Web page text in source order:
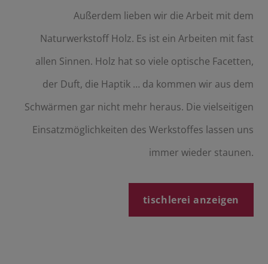
Außerdem lieben wir die Arbeit mit dem
Naturwerkstoff Holz. Es ist ein Arbeiten mit fast
allen Sinnen. Holz hat so viele optische Facetten,
der Duft, die Haptik … da kommen wir aus dem
Schwärmen gar nicht mehr heraus. Die vielseitigen
Einsatzmöglichkeiten des Werkstoffes lassen uns
immer wieder staunen.
tischlerei anzeigen